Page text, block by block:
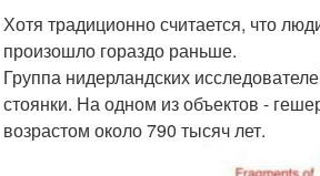
Хотя традиционно считается, что
произошло гораздо раньше.
Группа нидерландских
стоянки. На одном из объектов -
возрастом около 790 тысяч лет.